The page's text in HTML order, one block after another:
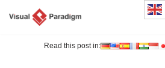
Read this post in: